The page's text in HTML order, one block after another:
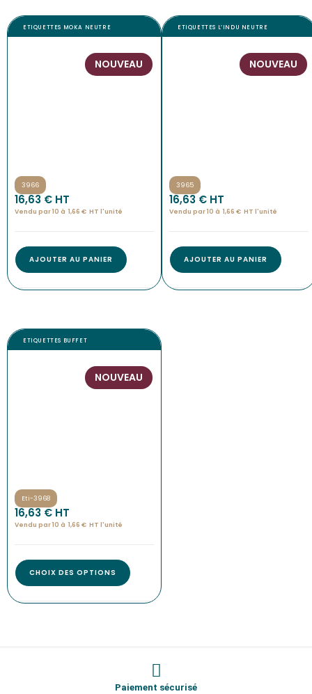
ETIQUETTES MOKA NEUTRE
NOUVEAU
3966
16,63€ HT
Vendu par 10 à 1,66 € HT l'unité
AJOUTER AU PANIER
ETIQUETTES L’INDU NEUTRE
NOUVEAU
3965
16,63€ HT
Vendu par 10 à 1,66 € HT l'unité
AJOUTER AU PANIER
ETIQUETTES BUFFET
NOUVEAU
Eti-3968
16,63€ HT
Vendu par 10 à 1,66 € HT l'unité
CHOIX DES OPTIONS
Paiement sécurisé